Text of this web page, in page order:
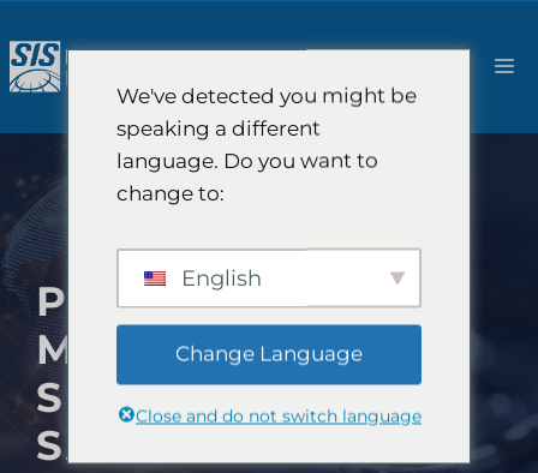
para
o
PESQUISA DE
MERCADO DE
SEGUROS DE
SAÚDE
We've detected you might be
speaking a different
language. Do you want to
change to:
English
Change Language
Close and do not switch language